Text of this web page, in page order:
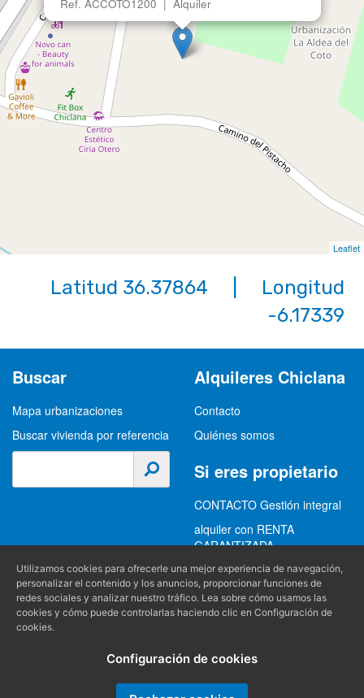
Ref. ACCOTO1200 | Alquiler
Leaflet
Latitud 36.37864 | Longitud
-6.17339
Buscar
Mapa urbanizaciones
Buscar vivienda por referencia
Alquileres Chiclana
Contacto
Quiénes somos
Si eres propietario
CONTACTO Gestión integral
alquiler con RENTA
GARANTIZADA
GESTION INTEGRAL
ALQUILER
Información
Política de privacidad
(+34) 956 489 403
info@alquilereschiclana.com
Utilizamos cookies para ofrecerle una mejor experiencia de navegación,
personalizar el contenido y los anuncios, proporcionar funciones de
redes sociales y analizar nuestro tráfico. Lea sobre cómo usamos las
cookies y cómo puede controlarlas haciendo clic en Configuración de
cookies.
Configuración de cookies